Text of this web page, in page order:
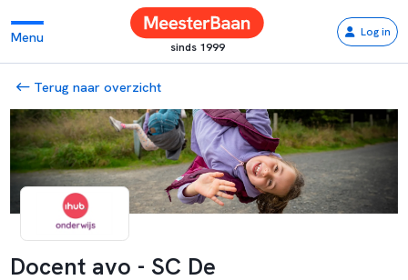
Menu
sinds 1999
Log in
Terug naar overzicht
Docent avo - SC De